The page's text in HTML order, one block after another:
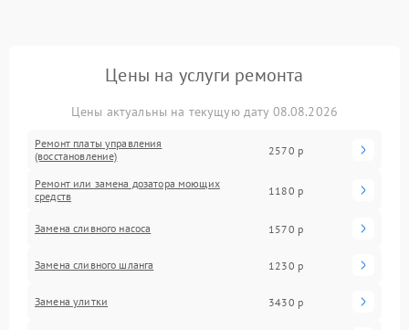
Цены на услуги ремонта
Цены актуальны на текущую дату 08.08.2026
Ремонт платы управления
(восстановление)
2570 р
Ремонт или замена дозатора моющих
средств
1180 р
Замена сливного насоса 1570 р
Замена сливного шланга 1230 р
Замена улитки 3430 р